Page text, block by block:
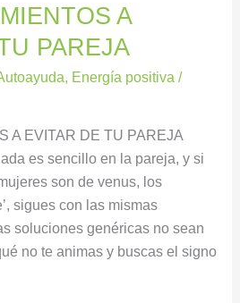
A
PAREJA
, Energía positiva /
A EVITAR DE TU PAREJA
es sencillo en la pareja, y si
son de venus, los
sigues con las mismas
soluciones genéricas no sean
no te animas y buscas el signo